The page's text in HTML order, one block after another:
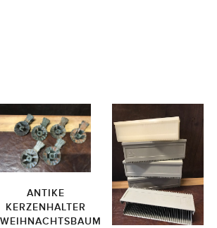
ANTIKE
KERZENHALTER
WEIHNACHTSBAUM